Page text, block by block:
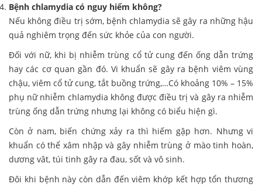
Bệnh chlamydia có nguy hiểm không?
Nếu không điều trị sớm, bệnh chlamydia sẽ gây ra những hậu
quả nghiêm trọng đến sức khỏe của con người.
Đối với nữ, khi bị nhiễm trùng cổ tử cung đến ống dẫn trứng
hay các cơ quan gần đó. Vi khuẩn sẽ gây ra bệnh viêm vùng
chậu, viêm cổ tử cung, tắt buồng trứng,…Có khoảng 10% – 15%
phụ nữ nhiễm chlamydia không được điều trị và gây ra nhiễm
trùng ống dẫn trứng nhưng lại không có biểu hiện gì.
Còn ở nam, biến chứng xảy ra thì hiếm gặp hơn. Nhưng vi
khuẩn có thể xâm nhập và gây nhiễm trùng ở mào tinh hoàn,
dương vât, túi tinh gây ra đau, sốt và vô sinh.
Đôi khi bệnh này còn dẫn đến viêm khớp kết hợp tổn thương